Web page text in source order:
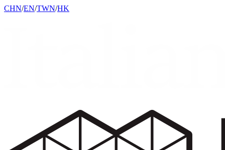
CHN/EN/TWN/HK